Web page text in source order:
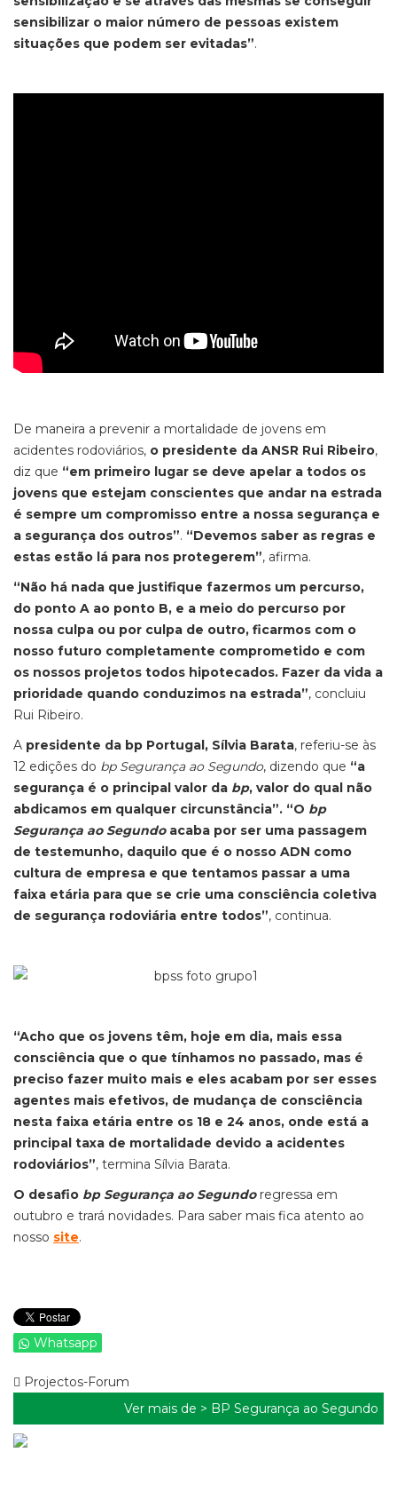
sensibilizar o maior número de pessoas existem
situações que podem ser evitadas”.
De maneira a prevenir a mortalidade de jovens em
acidentes rodoviários, o presidente da ANSR Rui Ribeiro,
diz que “em primeiro lugar se deve apelar a todos os
jovens que estejam conscientes que andar na estrada
é sempre um compromisso entre a nossa segurança e
a segurança dos outros”. “Devemos saber as regras e
estas estão lá para nos protegerem”, afirma.
“Não há nada que justifique fazermos um percurso,
do ponto A ao ponto B, e a meio do percurso por
nossa culpa ou por culpa de outro, ficarmos com o
nosso futuro completamente comprometido e com
os nossos projetos todos hipotecados. Fazer da vida a
prioridade quando conduzimos na estrada”, concluiu
Rui Ribeiro.
A presidente da bp Portugal, Sílvia Barata, referiu-se às
12 edições do bp Segurança ao Segundo, dizendo que “a
segurança é o principal valor da bp, valor do qual não
abdicamos em qualquer circunstância”. “O bp
Segurança ao Segundo acaba por ser uma passagem
de testemunho, daquilo que é o nosso ADN como
cultura de empresa e que tentamos passar a uma
faixa etária para que se crie uma consciência coletiva
de segurança rodoviária entre todos”, continua.
“Acho que os jovens têm, hoje em dia, mais essa
consciência que o que tínhamos no passado, mas é
preciso fazer muito mais e eles acabam por ser esses
agentes mais efetivos, de mudança de consciência
nesta faixa etária entre os 18 e 24 anos, onde está a
principal taxa de mortalidade devido a acidentes
rodoviários”, termina Sílvia Barata.
O desafio bp Segurança ao Segundoregressa em
outubro e trará novidades. Para saber mais fica atento ao
nosso site.
Whatsapp
Projectos-Forum
Ver mais de > BP Segurança ao Segundo